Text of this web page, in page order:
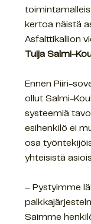
kertoa näistä
Asfalttikallion
Tuija Salmi-
Ennen Piiri-
ollut Salmi-
systeemiä
esihenkilö ei
osa
yhteisistä
– Pystyimme
Saimme